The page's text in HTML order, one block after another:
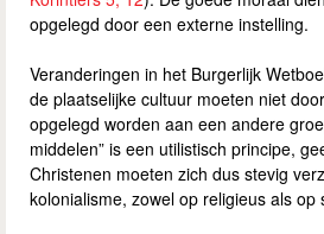
opgelegd door een externe instelling.
Veranderingen in het Burgerlijk
de plaatselijke cultuur moeten niet
opgelegd worden aan een andere
middelen” is een utilistisch principe,
Christenen moeten zich dus stevig
kolonialisme, zowel op religieus als op